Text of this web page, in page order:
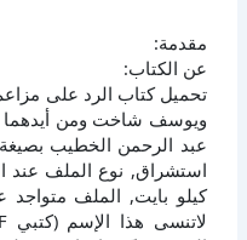
مقدمة:
عن الكتاب:
تحميل كتاب الرد على
ويوسف شاخت ومن أيدهما